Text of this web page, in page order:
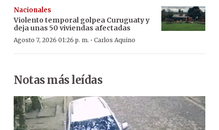
Nacionales
Violento temporal golpea Curuguaty y
deja unas 50 viviendas afectadas
Agosto 7, 2026 01:26 p. m. · Carlos Aquino
Notas más leídas